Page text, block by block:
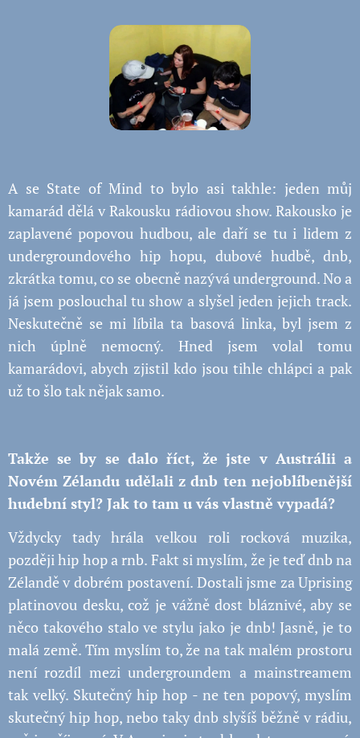
A se State of Mind to bylo asi takhle: jeden můj
kamarád dělá v Rakousku rádiovou show. Rakousko je
zaplavené popovou hudbou, ale daří se tu i lidem z
undergroundového hip hopu, dubové hudbě, dnb,
zkrátka tomu, co se obecně nazývá underground. No a
já jsem poslouchal tu show a slyšel jeden jejich track.
Neskutečně se mi líbila ta basová linka, byl jsem z
nich úplně nemocný. Hned jsem volal tomu
kamarádovi, abych zjistil kdo jsou tihle chlápci a pak
už to šlo tak nějak samo.
Takže se by se dalo říct, že jste v Austrálii a
Novém Zélandu udělali z dnb ten nejoblíbenější
hudební styl? Jak to tam u vás vlastně vypadá?
Vždycky tady hrála velkou roli rocková muzika,
později hip hop a rnb. Fakt si myslím, že je teď dnb na
Zélandě v dobrém postavení. Dostali jsme za Uprising
platinovou desku, což je vážně dost bláznivé, aby se
něco takového stalo ve stylu jako je dnb! Jasně, je to
malá země. Tím myslím to, že na tak malém prostoru
není rozdíl mezi undergroundem a mainstreamem
tak velký. Skutečný hip hop - ne ten popový, myslím
skutečný hip hop, nebo taky dnb slyšíš běžně v rádiu,